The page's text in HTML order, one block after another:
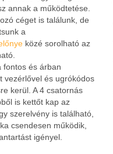
annak a működtetése.
céget is találunk, de
a
közé sorolható az
fontos és árban
vezérlővel és ugrókódos
kerül. A 4 csatornás
is kettőt kap az
szerelvény is található,
csendesen működik,
igényel.